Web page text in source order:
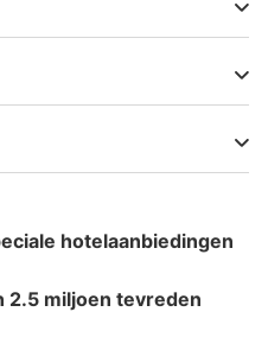
hotelaanbiedingen
2.5 miljoen tevreden